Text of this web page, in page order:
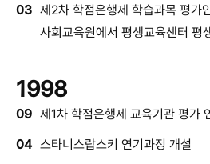
03 제2차 학점은행제 학습과목 평가
사회교육원에서 평생교육센터 평
1998
09 제1차 학점은행제 교육기관 평가
04 스타니스랍스키 연기과정 개설